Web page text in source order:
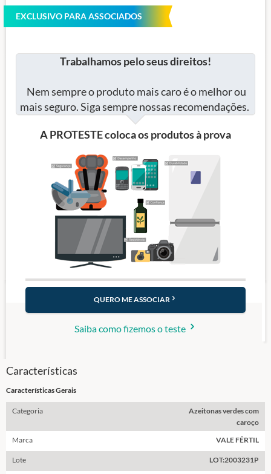
EXCLUSIVO PARA ASSOCIADOS
Trabalhamos pelo seus direitos!
Nem sempre o produto mais caro é o melhor ou
mais seguro. Siga sempre nossas recomendações.
A PROTESTE coloca os produtos à prova
QUERO ME ASSOCIAR
Saiba como fizemos o teste
Características
Características Gerais
Categoria
Azeitonas verdes com
caroço
Marca
VALE FÉRTIL
Lote LOT:2003231P